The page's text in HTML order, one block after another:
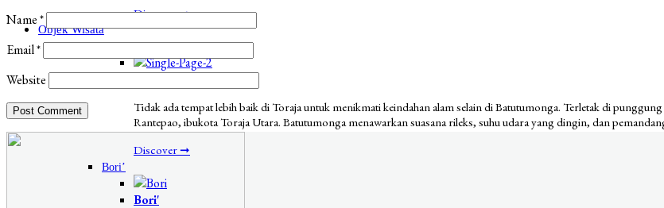
Discover ➞
Objek Wisata
Batutumonga
Tidak ada tempat lebih baik di Toraja untuk menikmati keindahan alam selain di Batutumonga. Terletak di
Rantepao, ibukota Toraja Utara. Batutumonga menawarkan suasana rileks, suhu udara yang dingin, dan
Discover ➞
Bori’
Bori'
Name*
Email*
Website